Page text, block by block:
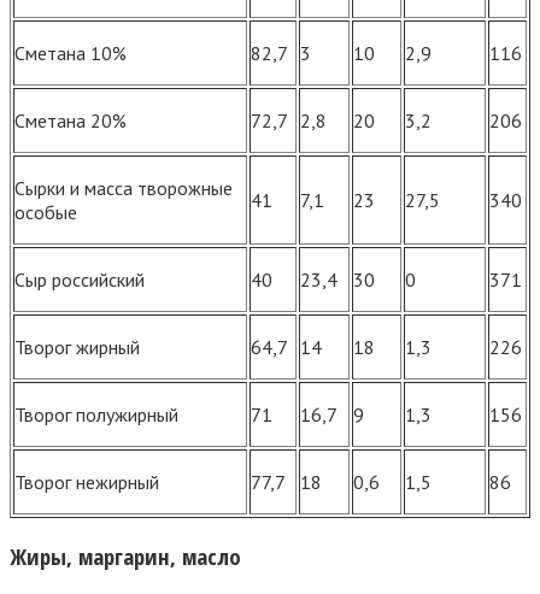
Сметана 10% 82,7 3 10 2,9 116
Сметана 20% 72,7 2,8 20 3,2 206
Сырки и масса творожные
особые
41 7,1 23 27,5 340
Сыр российский 40 23,4 30 0 371
Творог жирный 64,7 14 18 1,3 226
Творог полужирный 71 16,7 9 1,3 156
Творог нежирный 77,7 18 0,6 1,5 86
Жиры, маргарин, масло